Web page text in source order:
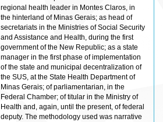
regional health leader in Montes Claros, in
the hinterland of Minas Gerais; as head of
secretariats in the Ministries of Social Security
and Assistance and Health, during the first
government of the New Republic; as a state
manager in the first phase of implementation
of the state and municipal decentralization of
the SUS, at the State Health Department of
Minas Gerais; of parliamentarian, in the
Federal Chamber; of titular in the Ministry of
Health and, again, until the present, of federal
deputy. The methodology used was narrative